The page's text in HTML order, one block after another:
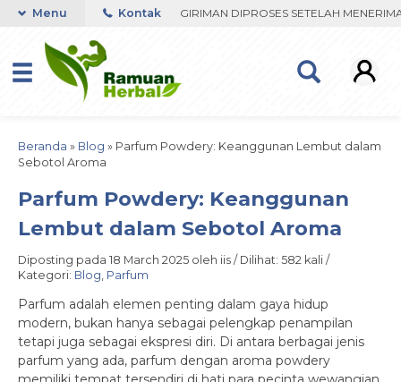
VIA WHATSAPP. PENGIRIMAN DIPROSES SETELAH MENERIMA
Menu Kontak
Beranda » Blog » Parfum Powdery: Keanggunan Lembut dalam
Sebotol Aroma
Parfum Powdery: Keanggunan
Lembut dalam Sebotol Aroma
Diposting pada 18 March 2025 oleh iis / Dilihat: 582 kali /
Kategori: Blog, Parfum
Parfum adalah elemen penting dalam gaya hidup
modern, bukan hanya sebagai pelengkap penampilan
tetapi juga sebagai ekspresi diri. Di antara berbagai jenis
parfum yang ada, parfum dengan aroma powdery